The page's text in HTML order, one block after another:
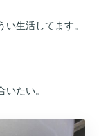
生活してます。
たい。